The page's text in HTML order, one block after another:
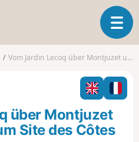
T
o
g
l
n
Vom Jardin Lecoq über Montjuzet und Amazonie zum Site des Côtes
über Montjuzet
Site des Côtes